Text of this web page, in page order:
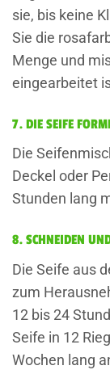
sie, bis keine
Sie die
Menge und
eingearbeitet
7. DIE SEIFE
Die
Deckel oder
Stunden lang
8. SCHNEIDEN
Die Seife aus
zum
12 bis 24
Seife in 12
Wochen lang